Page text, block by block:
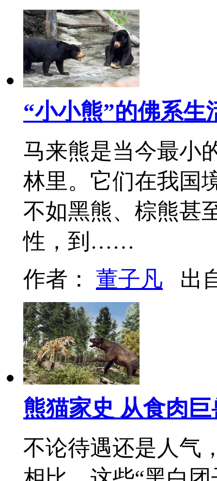
“小小熊”的佛系
马来熊是当今最小
林里。它们在我国
不如黑熊、棕熊甚
性，到……
作者： 董子凡 出
熊猫家史 从食肉
不论待遇还是人气